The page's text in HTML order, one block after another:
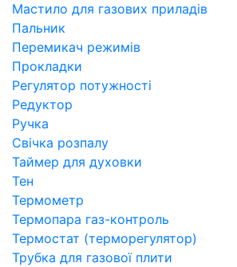
Мастило для газових приладів
Пальник
Перемикач режимів
Прокладки
Регулятор потужності
Редуктор
Ручка
Свічка розпалу
Таймер для духовки
Тен
Термометр
Термопара газ-контроль
Термостат (терморегулятор)
Трубка для газової плити